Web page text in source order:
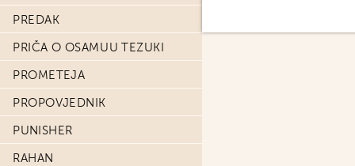
PREDAK
PRIČA O OSAMUU TEZUKI
PROMETEJA
PROPOVJEDNIK
PUNISHER
RAHAN